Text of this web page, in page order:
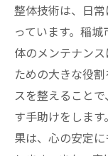
整体技術は、日
っています。稲
体のメンテナン
ための大きな役
スを整えること
す手助けをしま
果は、心の安定